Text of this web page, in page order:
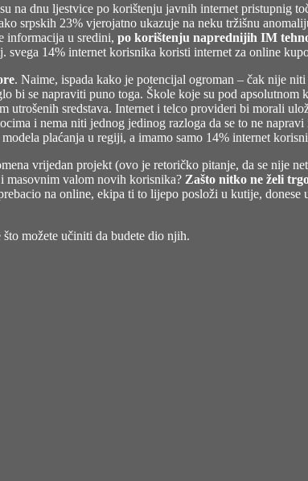
na dnu ljestvice po korištenju javnih internet pristupnig
srpskih 23% vjerojatno ukazuje na neku tržišnu
informacija u sredini, po korištenju naprednijih IM
svega 14% internet korisnika koristi internet za online
. Naime, ispada kako je potencijal ogroman – čak nije
bi se napraviti puno toga. Škole koje su pod
sredstava. Internet i telco provideri bi morali
i nema niti jednog jedinog razloga da se to ne
plaćanja u regiji, a imamo samo 14% internet
vrijedan projekt (ovo je retoričko pitanje, da se nije
masovnim valom novih korisnika? Zašto nitko ne želi
na online, ekipa ti to lijepo posloži u kutije,
možete učiniti da budete dio njih.